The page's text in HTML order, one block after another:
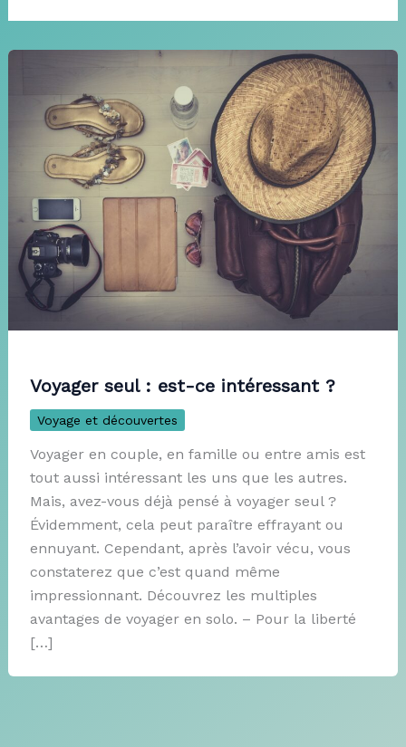
Voyager seul : est-ce intéressant ?
Voyage et découvertes
Voyager en couple, en famille ou entre amis est
tout aussi intéressant les uns que les autres.
Mais, avez-vous déjà pensé à voyager seul ?
Évidemment, cela peut paraître effrayant ou
ennuyant. Cependant, après l’avoir vécu, vous
constaterez que c’est quand même
impressionnant. Découvrez les multiples
avantages de voyager en solo. – Pour la liberté
[…]